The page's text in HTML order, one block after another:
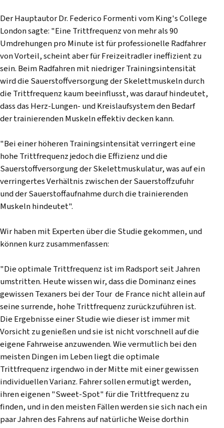
Der Hauptautor Dr. Federico Formenti vom King's College
London sagte: "Eine Trittfrequenz von mehr als 90
Umdrehungen pro Minute ist für professionelle Radfahrer
von Vorteil, scheint aber für Freizeitradler ineffizient zu
sein. Beim Radfahren mit niedriger Trainingsintensität
wird die Sauerstoffversorgung der Skelettmuskeln durch
die Trittfrequenz kaum beeinflusst, was darauf hindeutet,
dass das Herz-Lungen- und Kreislaufsystem den Bedarf
der trainierenden Muskeln effektiv decken kann.
"Bei einer höheren Trainingsintensität verringert eine
hohe Trittfrequenz jedoch die Effizienz und die
Sauerstoffversorgung der Skelettmuskulatur, was auf ein
verringertes Verhältnis zwischen der Sauerstoffzufuhr
und der Sauerstoffaufnahme durch die trainierenden
Muskeln hindeutet".
Wir haben mit Experten über die Studie gekommen, und
können kurz zusammenfassen:
"Die optimale Trittfrequenz ist im Radsport seit Jahren
umstritten. Heute wissen wir, dass die Dominanz eines
gewissen Texaners bei der Tour de France nicht allein auf
seine surrende, hohe Trittfrequenz zurückzuführen ist.
Die Ergebnisse einer Studie wie dieser ist immer mit
Vorsicht zu genießen und sie ist nicht vorschnell auf die
eigene Fahrweise anzuwenden. Wie vermutlich bei den
meisten Dingen im Leben liegt die optimale
Trittfrequenz irgendwo in der Mitte mit einer gewissen
individuellen Varianz. Fahrer sollen ermutigt werden,
ihren eigenen "Sweet-Spot" für die Trittfrequenz zu
finden, und in den meisten Fällen werden sie sich nach ein
paar Jahren des Fahrens auf natürliche Weise dorthin